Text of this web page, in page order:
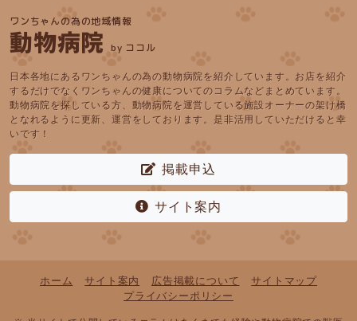
ワンちゃんの為の地域情報
動物病院 by ココル
日本各地にあるワンちゃんの為の動物病院を紹介しています。お店を紹介
するだけでなくワンちゃんの健康についてのコラムなどまとめています。
動物病院を探している方、動物病院を運営している施設オーナーの架け橋
となれるように更新、運営をしております。是非活用していただけると幸
いです！
掲載申込
サイト案内
ホーム サイト案内 広告掲載について
サイトマップ
プライバシーポリシー